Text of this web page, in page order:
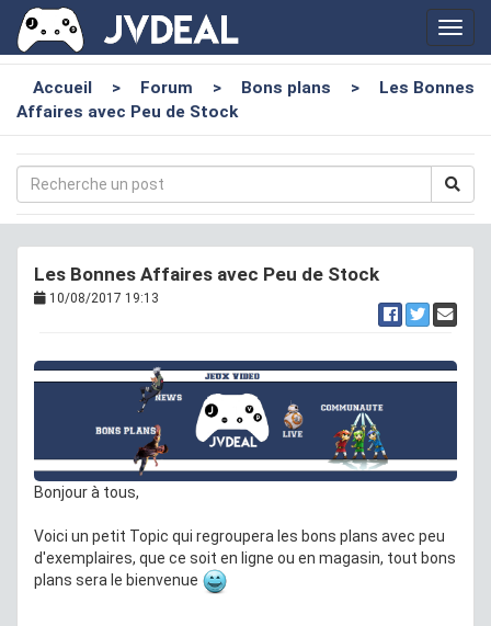
Accueil > Forum > Bons plans >
Les Bonnes
Affaires avec Peu de Stock
Les Bonnes Affaires avec Peu de Stock
10/08/2017 19:13
Bonjour à tous,
Voici un petit Topic qui regroupera les bons plans avec peu
d'exemplaires, que ce soit en ligne ou en magasin, tout bons
plans sera le bienvenue